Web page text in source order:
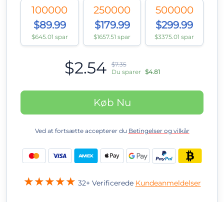
100000
$89.99
$645.01 spar
250000
$179.99
$1657.51 spar
500000
$299.99
$3375.01 spar
$2.54
$7.35
Du sparer $4.81
Køb Nu
Ved at fortsætte accepterer du Betingelser og vilkår
32+ Verificerede Kundeanmeldelser